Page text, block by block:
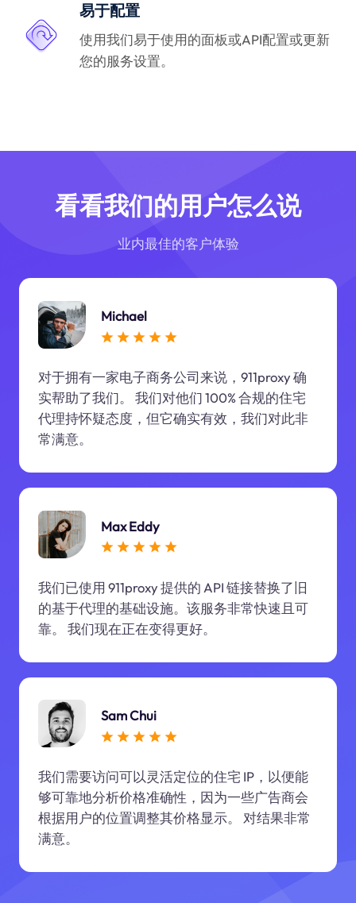
易于配置
使用我们易于使用的面板或API配置或更新
您的服务设置。
看看我们的用户怎么说
业内最佳的客户体验
Michael
对于拥有一家电子商务公司来说，911proxy 确
实帮助了我们。 我们对他们 100% 合规的住宅
代理持怀疑态度，但它确实有效，我们对此非
常满意。
Max Eddy
我们已使用 911proxy 提供的 API 链接替换了旧
的基于代理的基础设施。该服务非常快速且可
靠。 我们现在正在变得更好。
Sam Chui
我们需要访问可以灵活定位的住宅 IP，以便能
够可靠地分析价格准确性，因为一些广告商会
根据用户的位置调整其价格显示。 对结果非常
满意。